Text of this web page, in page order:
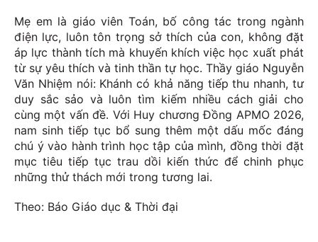
Mẹ em là giáo viên Toán, bố công tác trong ngành
điện lực, luôn tôn trọng sở thích của con, không đặt
áp lực thành tích mà khuyến khích việc học xuất phát
từ sự yêu thích và tinh thần tự học. Thầy giáo Nguyễn
Văn Nhiệm nói: Khánh có khả năng tiếp thu nhanh, tư
duy sắc sảo và luôn tìm kiếm nhiều cách giải cho
cùng một vấn đề. Với Huy chương Đồng APMO 2026,
nam sinh tiếp tục bổ sung thêm một dấu mốc đáng
chú ý vào hành trình học tập của mình, đồng thời đặt
mục tiêu tiếp tục trau dồi kiến thức để chinh phục
những thử thách mới trong tương lai.
Theo: Báo Giáo dục & Thời đại